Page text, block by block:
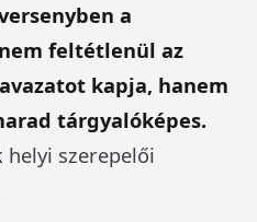
a
feltétlenül az
kapja, hanem
tárgyalóképes.
helyi szerepelői